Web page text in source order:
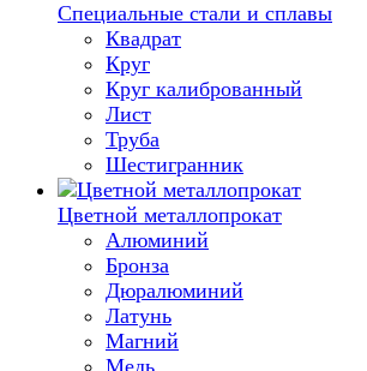
Специальные стали и сплавы
Квадрат
Круг
Круг калиброванный
Лист
Труба
Шестигранник
Цветной металлопрокат
Алюминий
Бронза
Дюралюминий
Латунь
Магний
Медь